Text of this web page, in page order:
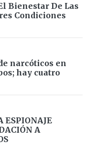
Bienestar De Las
Condiciones
narcóticos en
hay cuatro
ESPIONAJE
A